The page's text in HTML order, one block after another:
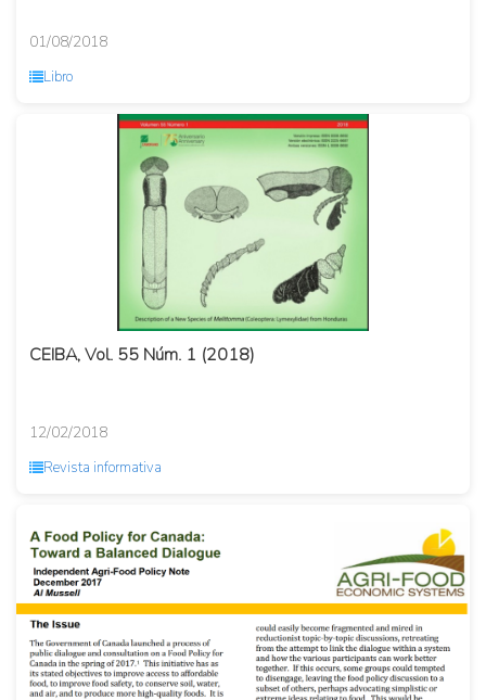
01/08/2018
Libro
CEIBA, Vol. 55 Núm. 1 (2018)
12/02/2018
Revista informativa